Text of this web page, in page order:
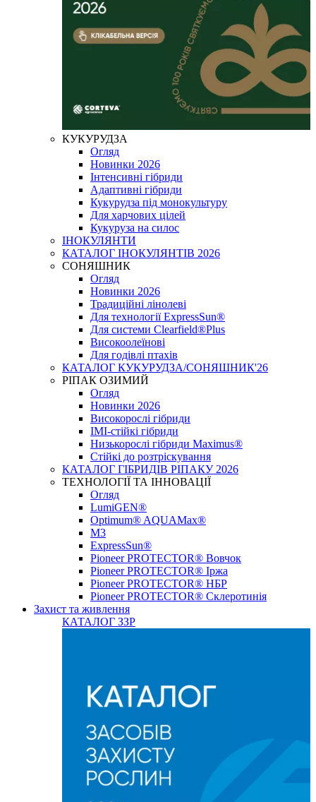
КУКУРУДЗА
Огляд
Новинки 2026
Інтенсивні гібриди
Адаптивні гібриди
Кукурудза під монокультуру
Для харчових цілей
Кукуруза на силос
ІНОКУЛЯНТИ
КАТАЛОГ ІНОКУЛЯНТІВ 2026
СОНЯШНИК
Огляд
Новинки 2026
Традиційні лінолеві
Для технології ExpressSun®
Для системи Clearfield®Plus
Високоолеїнові
Для годівлі птахів
КАТАЛОГ КУКУРУДЗА/СОНЯШНИК'26
РІПАК ОЗИМИЙ
Огляд
Новинки 2026
Високорослі гібриди
IMI-стійкі гібриди
Низькорослі гібриди Maximus®
Стійкі до розтріскування
КАТАЛОГ ГІБРИДІВ РІПАКУ 2026
ТЕХНОЛОГІЇ ТА ІННОВАЦІЇ
Огляд
LumiGEN®
Optimum® AQUAMax®
М3
ExpressSun®
Pioneer PROTECTOR® Вовчок
Pioneer PROTECTOR® Іржа
Pioneer PROTECTOR® НБР
Pioneer PROTECTOR® Склеротинія
Захист та живлення
КАТАЛОГ ЗЗР